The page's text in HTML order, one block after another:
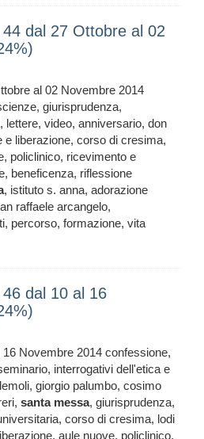
dal 27 Ottobre al 02
al 02 Novembre 2014
giurisprudenza,
lettere, video, anniversario, don
e liberazione, corso di cresima,
policlinico, ricevimento e
beneficenza, riflessione
, istituto s. anna, adorazione
raffaele arcangelo,
percorso, formazione, vita
dal 10 al 16
Novembre 2014 confessione,
interrogativi dell'etica e
giorgio palumbo, cosimo
santa messa, giurisprudenza,
corso di cresima, lodi
aule nuove, policlinico,